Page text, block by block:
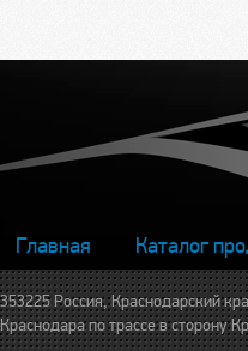
Главная Каталог
353225 Россия, Краснодарский
Краснодара по трассе в сторону